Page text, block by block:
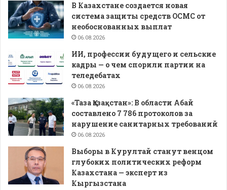
В Казахстане создается новая
система защиты средств ОСМС от
необоснованных выплат
06.08.2026
ИИ, профессии будущего и сельские
кадры — о чем спорили партии на
теледебатах
06.08.2026
«Таза Қазақстан»: В области Абай
составлено 7 786 протоколов за
нарушение санитарных требований
06.08.2026
Выборы в Курултай станут венцом
глубоких политических реформ
Казахстана — эксперт из
Кыргызстана